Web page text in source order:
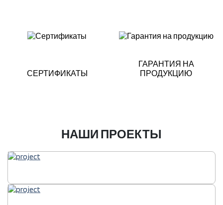
СЕРТИФИКАТЫ
ГАРАНТИЯ НА
ПРОДУКЦИЮ
НАШИ ПРОЕКТЫ